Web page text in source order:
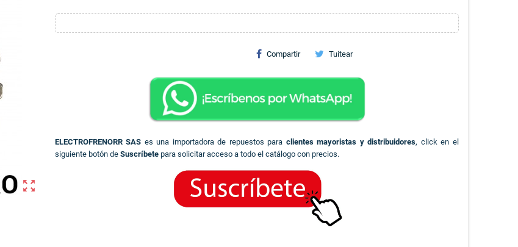
zoom_out_map
Compartir Tuitear
ELECTROFRENORR SAS es una importadora de repuestos para clientes mayoristas y distribuidores, click en el
siguiente botón de Suscríbetepara solicitar acceso a todo el catálogo con precios.